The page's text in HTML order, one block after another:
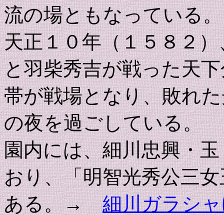
流の場ともなっている。
天正１０年（１５８２）
と羽柴秀吉が戦った天
帯が戦場となり、敗れ
の夜を過ごしている。
園内には、細川忠興・
おり、「明智光秀公三
ある。→細川ガラシ